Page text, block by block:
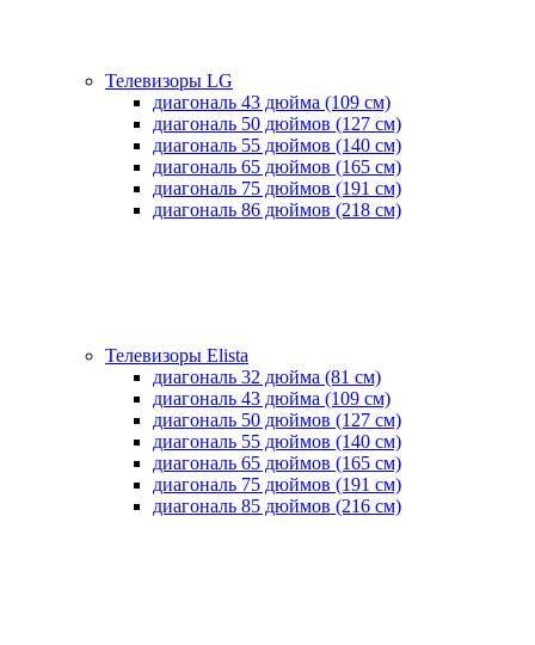
Телевизоры LG
диагональ 43 дюйма (109 см)
диагональ 50 дюймов (127 см)
диагональ 55 дюймов (140 cм)
диагональ 65 дюймов (165 cм)
диагональ 75 дюймов (191 см)
диагональ 86 дюймов (218 см)
Телевизоры Elista
диагональ 32 дюйма (81 см)
диагональ 43 дюйма (109 см)
диагональ 50 дюймов (127 см)
диагональ 55 дюймов (140 cм)
диагональ 65 дюймов (165 cм)
диагональ 75 дюймов (191 см)
диагональ 85 дюймов (216 см)